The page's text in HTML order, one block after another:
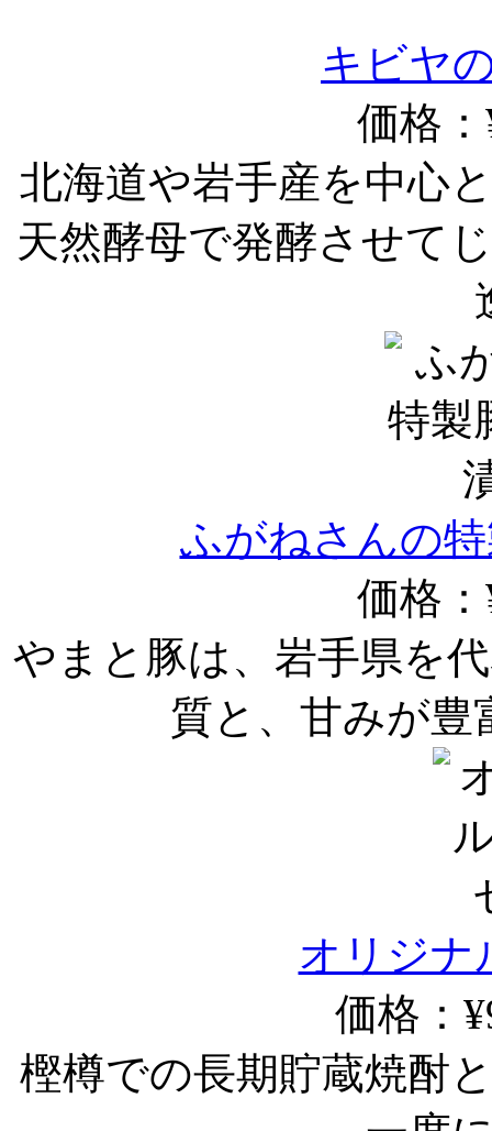
キビヤ
価格
北海道や岩手産を中心
天然酵母で発酵させて
ふがねさんの
価格
やまと豚は、岩手県を
質と、甘みが豊
オリジナ
価格：
樫樽での長期貯蔵焼酎